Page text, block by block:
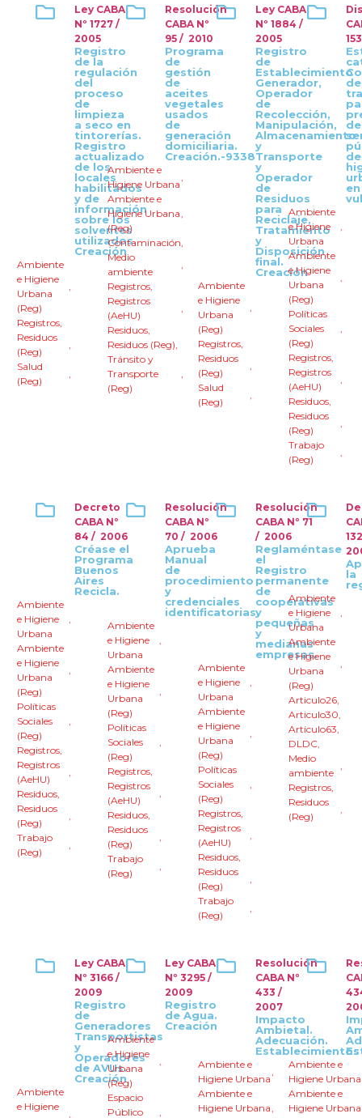
Ley CABA
Nº 1727 /
2005
Registro
de la
regulación
del
proceso
de
limpieza
a seco en
tintorerías.
Registro
actualizado
de los
locales
habilitados
y de
información
sobre los
solventes
utilizados.
Creación
Ambiente
e Higiene
Urbana
(Reg)
,
Registros,
Residuos
(Reg)
,
Salud
(Reg)
,
Resolución
CABA Nº
95 / 2010
Programa
de
gestión
de
aceites
vegetales
usados
de
generación
domiciliaria.
Creación.-9338
Ambiente e
Higiene Urbana
,
Ambiente e
Higiene Urbana
(Reg)
,
Contaminación,
Medio
ambiente
,
Registros,
Registros
(AeHU)
,
Residuos,
Residuos (Reg),
Tránsito y
Transporte
(Reg)
,
Ley CABA
Nº 1884 /
2005
Registro
de
Establecimiento
Generador,
Operador
de
Recolección,
Manipulación,
Almacenamiento
y
Transporte
y
Operador
de
Residuos
para
Reciclaje,
Tratamiento
y
Disposición
final.
Creación
Ambiente
e Higiene
Urbana
(Reg)
,
Registros,
Residuos
(Reg)
,
Salud
(Reg)
,
de
de
Ambiente
e Higiene
Urbana
,
Ambiente
e Higiene
Urbana
(Reg)
,
Políticas
Sociales
(Reg)
,
Registros,
Registros
(AeHU)
,
Residuos,
Residuos
(Reg)
,
Trabajo
(Reg)
,
Decreto
CABA Nº
84 / 2006
Créase el
Programa
Buenos
Aires
Recicla.
Ambiente
e Higiene
Urbana
,
Ambiente
e Higiene
Urbana
(Reg)
,
Políticas
Sociales
(Reg)
,
Registros,
Registros
(AeHU)
,
Residuos,
Residuos
(Reg)
,
Trabajo
(Reg)
,
Resolución
CABA Nº
70 / 2006
Aprueba
Manual
de
procedimiento
y
credenciales
identificatorias.
Ambiente
e Higiene
Urbana
,
Ambiente
e Higiene
Urbana
(Reg)
,
Políticas
Sociales
(Reg)
,
Registros,
Registros
(AeHU)
,
Residuos,
Residuos
(Reg)
,
Trabajo
(Reg)
,
Resolución
CABA Nº 71
/ 2006
Reglaméntase
el
Registro
permanente
de
cooperativas
y
pequeñas
y
medianas
empresas.
Ambiente
e Higiene
Urbana
,
Ambiente
e Higiene
Urbana
(Reg)
,
Políticas
Sociales
(Reg)
,
Registros,
Registros
(AeHU)
,
Residuos,
Residuos
(Reg)
,
Trabajo
(Reg)
,
la
Ambiente
e Higiene
Urbana
,
Ambiente
e Higiene
Urbana
(Reg)
,
Articulo26,
Articulo30,
Articulo63,
DLDC,
Medio
ambiente
,
Registros,
Residuos
(Reg)
,
Ley CABA
Nº 3166 /
2009
Registro
de
Generadores
Transportistas
y
Operadores
de AVUs.
Creación
Ambiente
e Higiene
,
Ley CABA
Nº 3295 /
2009
Registro
de Agua.
Creación
Ambiente
e Higiene
Urbana
(Reg)
,
Espacio
Público
,
Resolución
CABA Nº
433 /
2007
Impacto
Ambietal.
Adecuación.
Establecimientos
Ambiente e
Higiene Urbana
,
Ambiente e
Higiene Urbana,
Ambiente e
Higiene Urbana
Ambiente e
Higiene Urbana